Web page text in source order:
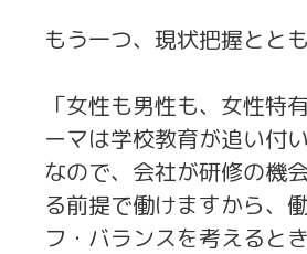
もう一つ、現状把握とと
「女性も男性も、女性
ーマは学校教育が追い付
なので、会社が研修の機
る前提で働けますから、
フ・バランスを考えると